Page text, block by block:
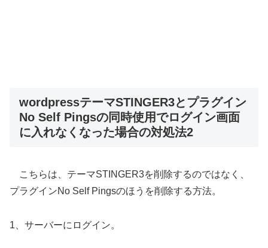
wordpressテーマSTINGER3とプラグイン
No Self Pingsの同時使用でログイン画面
に入れなくなった場合の対処法2
こちらは、テーマSTINGER3を削除するのではなく、
プラグインNo Self Pingsのほうを削除する方法。
1、サーバーにログイン。